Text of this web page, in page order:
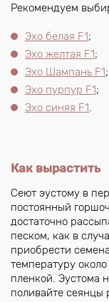
Рекомендуем
Эхо белая F1;
Эхо желтая F1;
Эхо Шампань F1;
Эхо пурпур F1;
Эхо синяя F1.
Как вырастить
Сеют эустому в
постоянный
достаточно
песком, как в
приобрести
температуру
пленкой. Эустома
поливайте сеянцы